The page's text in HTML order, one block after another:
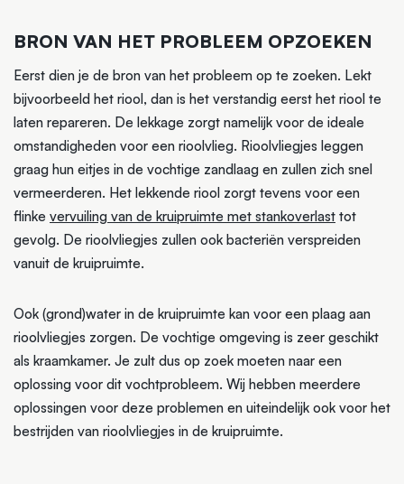
BRON VAN HET PROBLEEM OPZOEKEN
Eerst dien je de bron van het probleem op te zoeken. Lekt
bijvoorbeeld het riool, dan is het verstandig eerst het riool te
laten repareren. De lekkage zorgt namelijk voor de ideale
omstandigheden voor een rioolvlieg. Rioolvliegjes leggen
graag hun eitjes in de vochtige zandlaag en zullen zich snel
vermeerderen. Het lekkende riool zorgt tevens voor een
flinke vervuiling van de kruipruimte met stankoverlast tot
gevolg. De rioolvliegjes zullen ook bacteriën verspreiden
vanuit de kruipruimte.
Ook (grond)water in de kruipruimte kan voor een plaag aan
rioolvliegjes zorgen. De vochtige omgeving is zeer geschikt
als kraamkamer. Je zult dus op zoek moeten naar een
oplossing voor dit vochtprobleem. Wij hebben meerdere
oplossingen voor deze problemen en uiteindelijk ook voor het
bestrijden van rioolvliegjes in de kruipruimte.